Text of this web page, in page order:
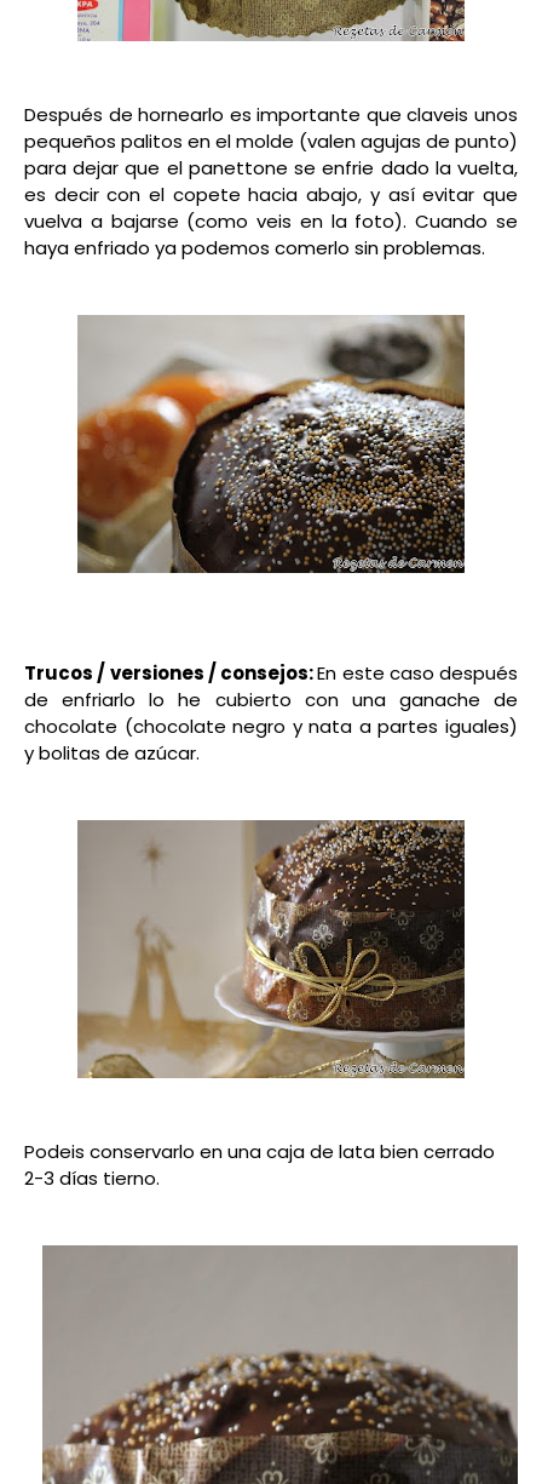
Después de hornearlo es importante que claveis unos
pequeños palitos en el molde (valen agujas de punto)
para dejar que el panettone se enfrie dado la vuelta,
es decir con el copete hacia abajo, y así evitar que
vuelva a bajarse (como veis en la foto). Cuando se
haya enfriado ya podemos comerlo sin problemas.
Trucos / versiones / consejos:En este caso después
de enfriarlo lo he cubierto con una ganache de
chocolate (chocolate negro y nata a partes iguales)
y bolitas de azúcar.
Podeis conservarlo en una caja de lata bien cerrado
2-3 días tierno.